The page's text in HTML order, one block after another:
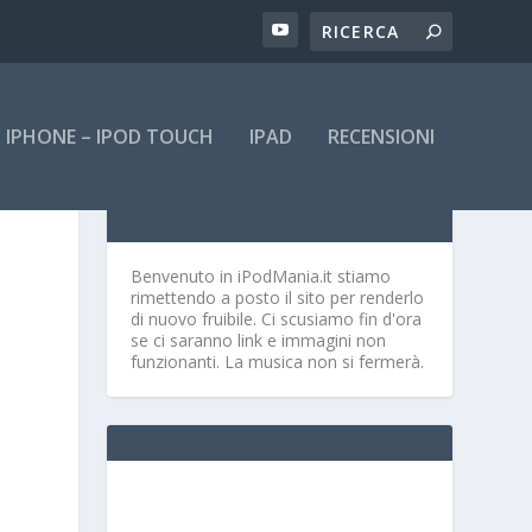
IPHONE – IPOD TOUCH IPAD RECENSIONI
Benvenuto in iPodMania.it stiamo
rimettendo a posto il sito per renderlo
di nuovo fruibile. Ci scusiamo fin d'ora
se ci saranno link e immagini non
funzionanti. La musica non si fermerà.